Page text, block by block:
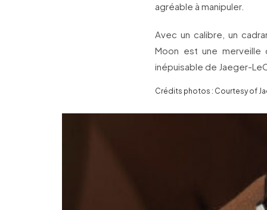
agréable à manipuler.
Avec un calibre, un
Moon est une
inépuisable de Jaeger-
Crédits photos : Courtesy of